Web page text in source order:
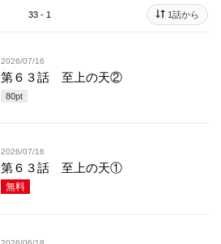
33 - 1 1話から
2026/07/16
第６３話 至上の天②
80pt
2026/07/16
第６３話 至上の天①
無料